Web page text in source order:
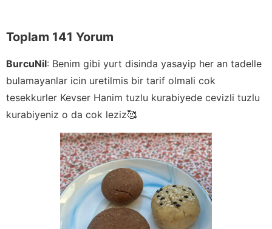
Toplam 141 Yorum
BurcuNil: Benim gibi yurt disinda yasayip her an tadelle
bulamayanlar icin uretilmis bir tarif olmali cok
tesekkurler Kevser Hanim tuzlu kurabiyede cevizli tuzlu
kurabiyeniz o da cok leziz🥰